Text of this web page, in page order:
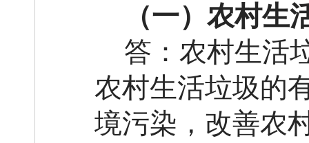
（一）农村
答：农村生活
农村生活垃圾的
境污染，改善农